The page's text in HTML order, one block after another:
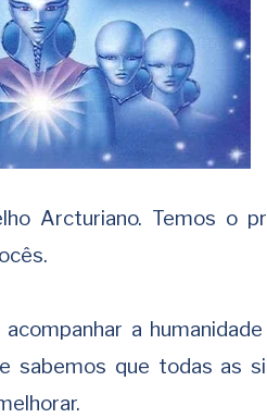
Arcturiano. Temos o
a
sabemos que todas as